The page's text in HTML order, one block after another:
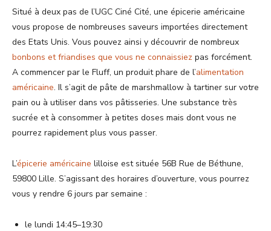
Situé à deux pas de l’UGC Ciné Cité, une épicerie américaine
vous propose de nombreuses saveurs importées directement
des Etats Unis. Vous pouvez ainsi y découvrir de nombreux
bonbons et friandises que vous ne connaissiez pas forcément.
A commencer par le Fluff, un produit phare de l’alimentation
américaine. Il s’agit de pâte de marshmallow à tartiner sur votre
pain ou à utiliser dans vos pâtisseries. Une substance très
sucrée et à consommer à petites doses mais dont vous ne
pourrez rapidement plus vous passer.
L’épicerie américaine lilloise est située 56B Rue de Béthune,
59800 Lille. S’agissant des horaires d’ouverture, vous pourrez
vous y rendre 6 jours par semaine :
le lundi 14:45–19:30